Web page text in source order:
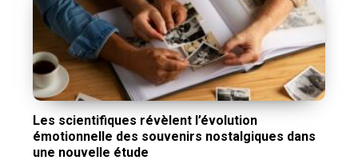
Les scientifiques révèlent l’évolution
émotionnelle des souvenirs nostalgiques dans
une nouvelle étude